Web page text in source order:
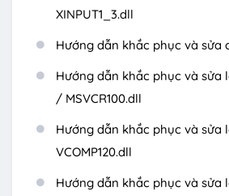
XINPUT1_3.dll
Hướng dẫn khắc phục và sửa
Hướng dẫn khắc phục và sửa
/ MSVCR100.dll
Hướng dẫn khắc phục và sửa
VCOMP120.dll
Hướng dẫn khắc phục và sửa